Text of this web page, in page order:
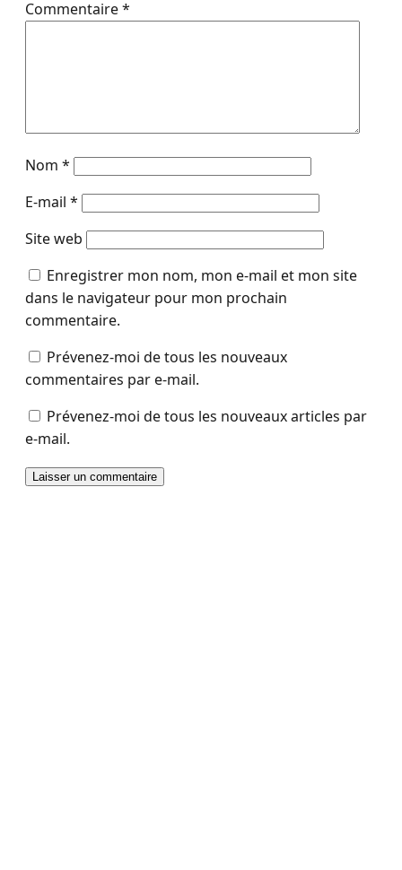
Commentaire*
Nom *
E-mail *
Site web
Enregistrer mon nom, mon e-mail et mon site
dans le navigateur pour mon prochain
commentaire.
Prévenez-moi de tous les nouveaux
commentaires par e-mail.
Prévenez-moi de tous les nouveaux articles par
e-mail.